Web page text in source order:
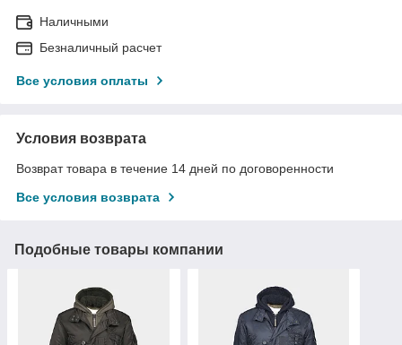
Наличными
Безналичный расчет
Все условия оплаты
Условия возврата
Возврат товара в течение 14 дней по договоренности
Все условия возврата
Подобные товары компании